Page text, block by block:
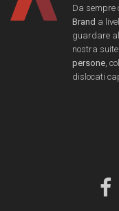
Da sempre
Brand a
guardare
nostra
persone ,
dislocati